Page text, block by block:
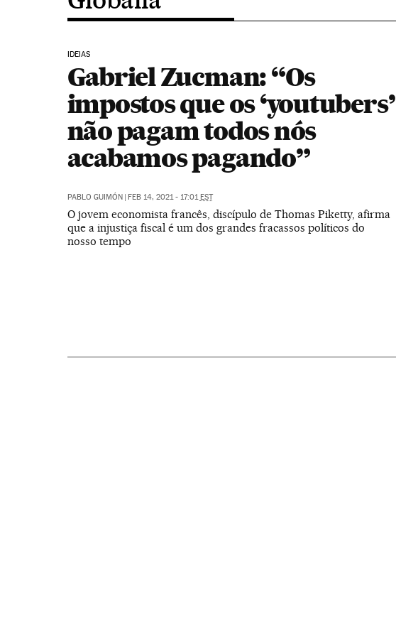
IDEIAS
Gabriel Zucman: “Os
impostos que os ‘youtubers’
não pagam todos nós
acabamos pagando”
PABLO GUIMÓN | FEB 14, 2021 - 17:01EST
O jovem economista francês, discípulo de Thomas Piketty, afirma
que a injustiça fiscal é um dos grandes fracassos políticos do
nosso tempo